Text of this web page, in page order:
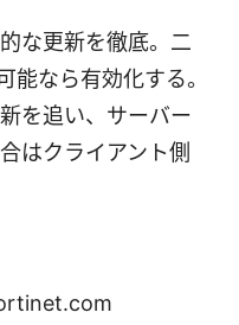
な更新を徹底。二
能なら有効化する。
を追い、サーバー
はクライアント側